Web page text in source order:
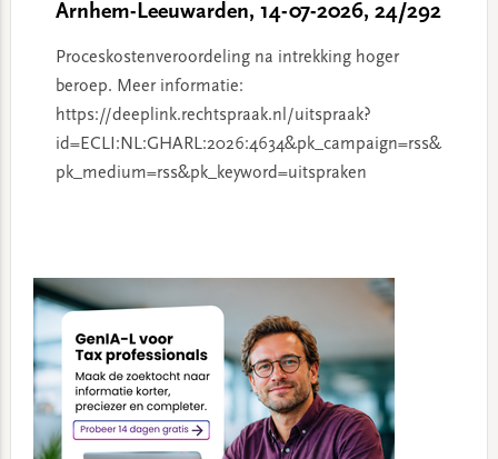
Arnhem-Leeuwarden, 14-07-2026, 24/292
Proceskostenveroordeling na intrekking hoger
beroep. Meer informatie:
https://deeplink.rechtspraak.nl/uitspraak?
id=ECLI:NL:GHARL:2026:4634&pk_campaign=rss&
pk_medium=rss&pk_keyword=uitspraken
Sidebar